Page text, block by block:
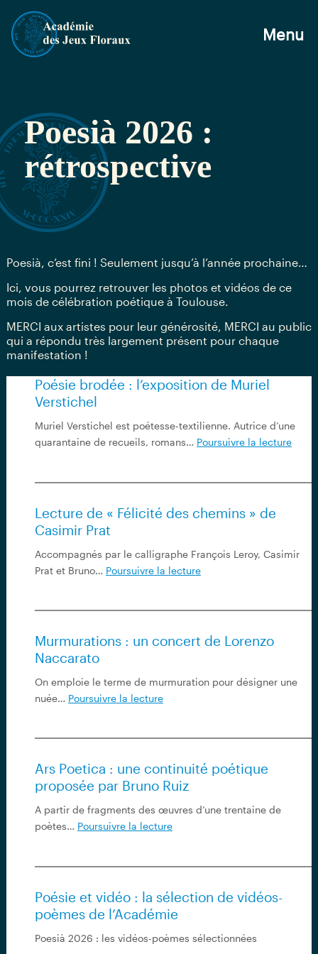
Menu
Poesià 2026 :
rétrospective
Poesià, c’est fini ! Seulement jusqu’à l’année prochaine…
Ici, vous pourrez retrouver les photos et vidéos de ce
mois de célébration poétique à Toulouse.
MERCI aux artistes pour leur générosité, MERCI au public
qui a répondu très largement présent pour chaque
manifestation !
Poésie brodée : l’exposition de Muriel
Verstichel
Muriel Verstichel est poétesse-textilienne. Autrice d’une
quarantaine de recueils, romans… Poursuivre la lecture
Lecture de « Félicité des chemins » de
Casimir Prat
Accompagnés par le calligraphe François Leroy, Casimir
Prat et Bruno… Poursuivre la lectureLecture
Félicité
chemins
Casimir
Murmurations : un concert de Lorenzo
Naccarato
On emploie le terme de murmuration pour désigner une
nuée… Poursuivre la lectureMurmurations
concert
Lorenzo
Naccarato
Ars Poetica : une continuité poétique
proposée par Bruno Ruiz
A partir de fragments des œuvres d’une trentaine de
poètes… Poursuivre la lectureArs
une
poétique
proposée
Bruno
Poésie et vidéo : la sélection de vidéos-
poèmes de l’Académie
Poesià 2026 : les vidéos-poèmes sélectionnées